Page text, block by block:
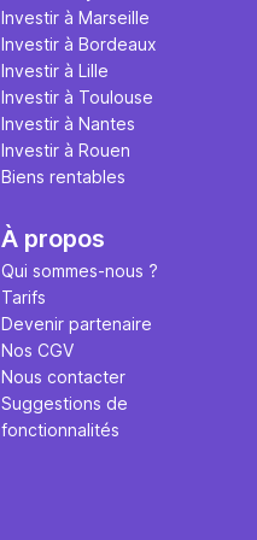
Investir à Marseille
Investir à Bordeaux
Investir à Lille
Investir à Toulouse
Investir à Nantes
Investir à Rouen
Biens rentables
À propos
Qui sommes-nous ?
Tarifs
Devenir partenaire
Nos CGV
Nous contacter
Suggestions de
fonctionnalités